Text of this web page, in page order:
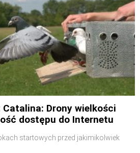
Drony wielkości
dostępu do Internetu
startowych przed jakimikolwiek